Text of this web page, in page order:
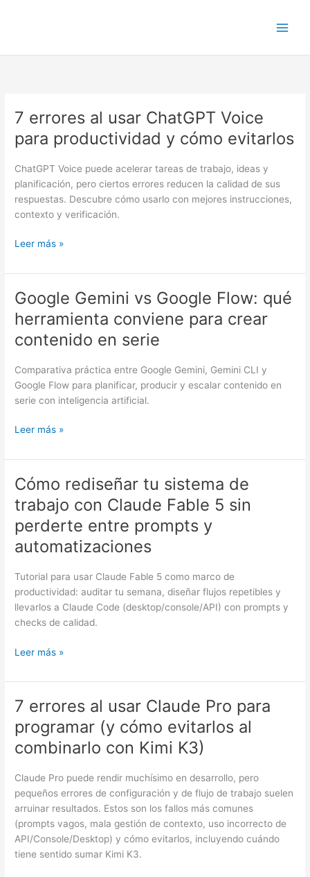
7 errores al usar ChatGPT Voice
para productividad y cómo evitarlos
ChatGPT Voice puede acelerar tareas de trabajo, ideas y
planificación, pero ciertos errores reducen la calidad de sus
respuestas. Descubre cómo usarlo con mejores instrucciones,
contexto y verificación.
7
al
ChatGPT
Voice
para
productividad
Leer más »
Google Gemini vs Google Flow: qué
herramienta conviene para crear
contenido en serie
Comparativa práctica entre Google Gemini, Gemini CLI y
Google Flow para planificar, producir y escalar contenido en
serie con inteligencia artificial.
Google
Gemini
vs
Google
qué
herramienta
conviene
crear
en
serie
Leer más »
Cómo rediseñar tu sistema de
trabajo con Claude Fable 5 sin
perderte entre prompts y
automatizaciones
Tutorial para usar Claude Fable 5 como marco de
productividad: auditar tu semana, diseñar flujos repetibles y
llevarlos a Claude Code (desktop/console/API) con prompts y
checks de calidad.
Cómo
rediseñar
tu
sistema
de
con
Claude
Fable
5
perderte
prompts
automatizaciones
Leer más »
7 errores al usar Claude Pro para
programar (y cómo evitarlos al
combinarlo con Kimi K3)
Claude Pro puede rendir muchísimo en desarrollo, pero
pequeños errores de configuración y de flujo de trabajo suelen
arruinar resultados. Estos son los fallos más comunes
(prompts vagos, mala gestión de contexto, uso incorrecto de
API/Console/Desktop) y cómo evitarlos, incluyendo cuándo
tiene sentido sumar Kimi K3.
7
al
usar
Pro
para
programar
(y
cómo
evitarlos